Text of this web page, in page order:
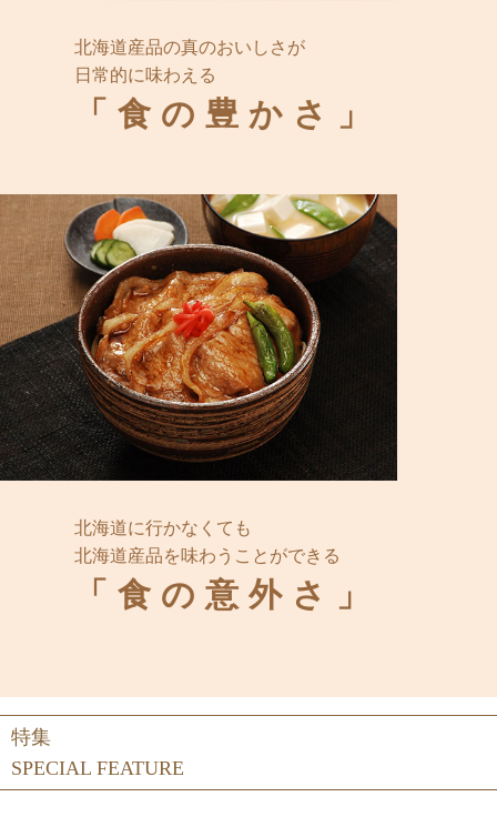
北海道産品の真のおいしさが
日常的に味わえる
「食の豊かさ」
北海道に行かなくても
北海道産品を味わうことができる
「食の意外さ」
SPECIAL FEATURE
特集